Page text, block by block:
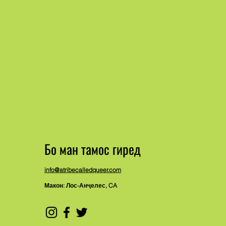
Бо ман тамос гиред
info@atribecalledqueer.com
Макон: Лос-Анҷелес, CA